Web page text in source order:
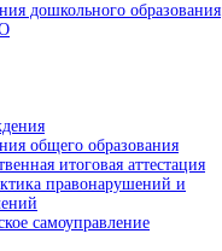
дошкольного образования
общего образования
итоговая аттестация
правонарушений и
самоуправление